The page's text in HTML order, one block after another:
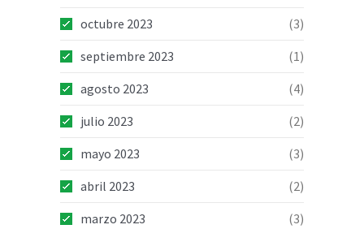
octubre 2023
(3)
septiembre 2023
(1)
agosto 2023
(4)
julio 2023
(2)
mayo 2023
(3)
abril 2023
(2)
marzo 2023
(3)